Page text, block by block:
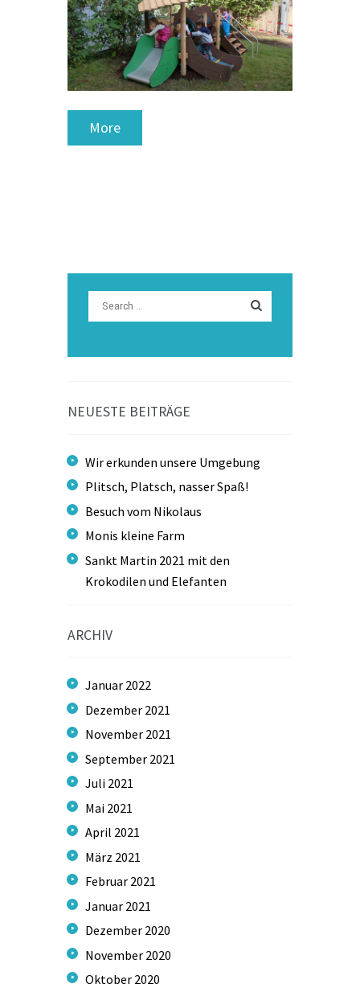
More
NEUESTE BEITRÄGE
Wir erkunden unsere Umgebung
Plitsch, Platsch, nasser Spaß!
Besuch vom Nikolaus
Monis kleine Farm
Sankt Martin 2021 mit den
Krokodilen und Elefanten
ARCHIV
Januar 2022
Dezember 2021
November 2021
September 2021
Juli 2021
Mai 2021
April 2021
März 2021
Februar 2021
Januar 2021
Dezember 2020
November 2020
Oktober 2020